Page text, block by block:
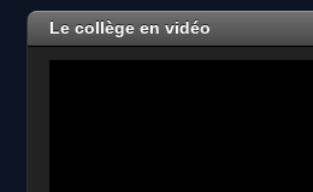
2026
Le collège en vidéo